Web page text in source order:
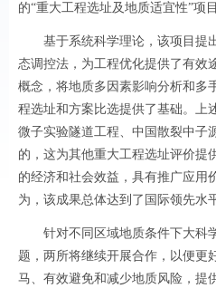
的“重大工程选址及地质适宜性”项
基于系统科学理论，该项目提
态调控法，为工程优化提供了有效
概念，将地质多因素影响分析和多
程选址和方案比选提供了基础。上
微子实验隧道工程、中国散裂中子
的，这为其他重大工程选址评价提
的经济和社会效益，具有推广应用
为，该成果总体达到了国际领先水
针对不同区域地质条件下大科
题，两所将继续开展合作，以便更
马、有效避免和减少地质风险，提